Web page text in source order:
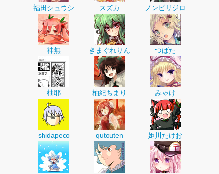
福田シュウシ スズカ ノンビリジロ
神無 きまぐれりん つばた
柚耶 柚紀ちまり みゃけ
shidapeco qutouten 姫川たけお